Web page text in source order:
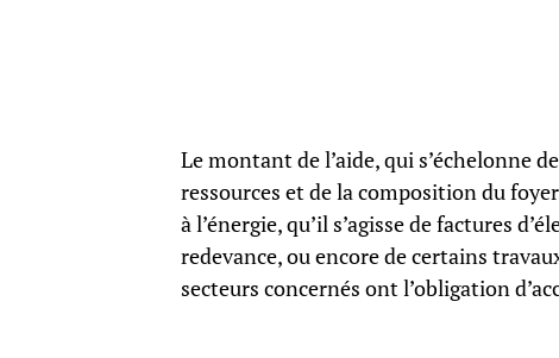
Le montant de l’aide, qui s’échelonne
ressources et de la composition du
à l’énergie, qu’il s’agisse de factures
redevance, ou encore de certains
secteurs concernés ont l’obligation